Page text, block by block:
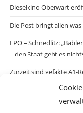
Dieselkino Oberwart
Die Post bringt allen was
FPÖ – Schnedlitz:
– den Staat geht es
Zurzeit sind gefakte A1-
Salzburgs Juden und
die Gefahr endlich